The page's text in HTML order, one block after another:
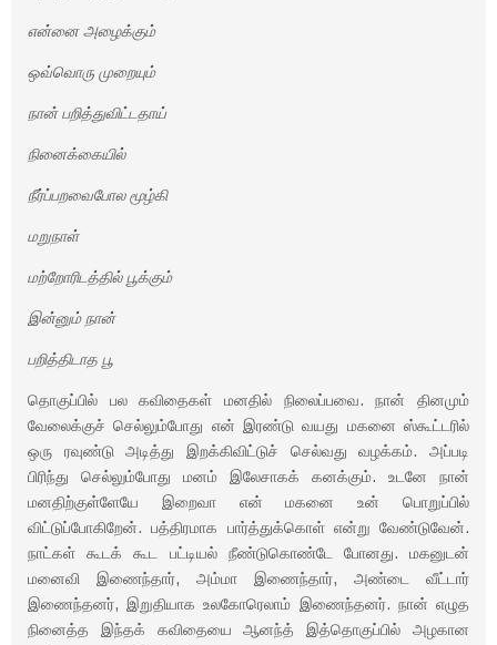
என்னை அழைக்கும்
ஒவ்வொரு முறையும்
நான் பறித்துவிட்டதாய்
நினைக்கையில்
நீர்ப்பறவைபோல மூழ்கி
மறுநாள்
மற்றோரிடத்தில் பூக்கும்
இன்னும் நான்
பறித்திடாத பூ
தொகுப்பில் பல கவிதைகள் மனதில் நிலைப்பவை. நான் தினமும்
வேலைக்குச் செல்லும்போது என் இரண்டு வயது மகனை ஸ்கூட்டரில்
ஒரு ரவுண்டு அடித்து இறக்கிவிட்டுச் செல்வது வழக்கம். அப்படி
பிரிந்து செல்லும்போது மனம் இலேசாகக் கனக்கும். உடனே நான்
மனதிற்குள்ளேயே இறைவா என் மகனை உன் பொறுப்பில்
விட்டுப்போகிறேன். பத்திரமாக பார்த்துக்கொள் என்று வேண்டுவேன்.
நாட்கள் கூடக் கூட பட்டியல் நீண்டுகொண்டே போனது. மகனுடன்
மனைவி இணைந்தார், அம்மா இணைந்தார், அண்டை வீட்டார்
இணைந்தனர், இறுதியாக உலகோரெலாம் இணைந்தனர். நான் எழுத
நினைத்த இந்தக் கவிதையை ஆனந்த் இத்தொகுப்பில் அழகான